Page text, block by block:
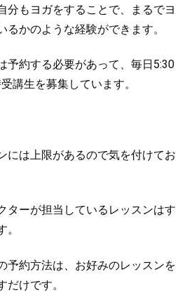
分もヨガをすることで、まるでヨ
るかのような経験ができます。
予約する必要があって、毎日5:30
講生を募集しています。
には上限があるので気を付けてお
ターが担当しているレッスンはす
予約方法は、お好みのレッスンを
けです。